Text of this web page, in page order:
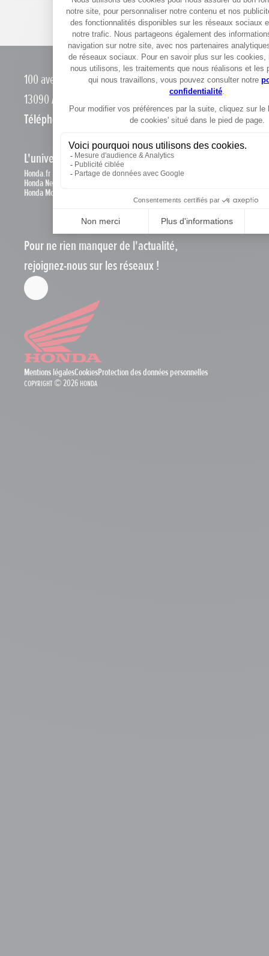
100 avenue du camp de menthe
13090 Aix-En-Provence
Téléphone :
L'univers Honda
Honda.fr
Honda News
Honda Motos
Pour ne rien manquer de l'actualité,
rejoignez-nous sur les réseaux !
Mentions légalesCookiesProtection des données personnelles
Copyright © 2026 Honda